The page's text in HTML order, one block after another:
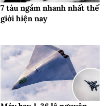
7 tàu ngầm nhanh nhất thế
giới hiện nay